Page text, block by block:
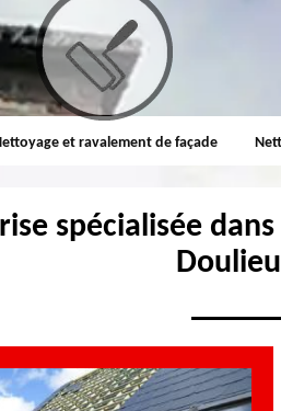
et ravalement de façade
spécialisée